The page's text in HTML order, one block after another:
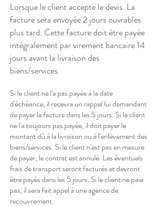
Lorsque le client accepte le devis. La
facture sera envoyée 2 jours ouvrables
plus tard. Cette facture doit être payée
intégralement par virement bancaire 14
jours avant la livraison des
biens/services.
Si le client ne l'a pas payée à la date
d'échéance, il recevra un rappel lui demandant
de payer la facture dans les 5 jours. Si le client
ne l'a toujours pas payée, il doit payer le
montant dû à la livraison ou à l'enlèvement des
biens/services. Si le client n'est pas en mesure
de payer, le contrat est annulé. Les éventuels
frais de transport seront facturés et devront
être payés dans les 5 jours. Si le client ne paie
pas, il sera fait appel à une agence de
recouvrement.